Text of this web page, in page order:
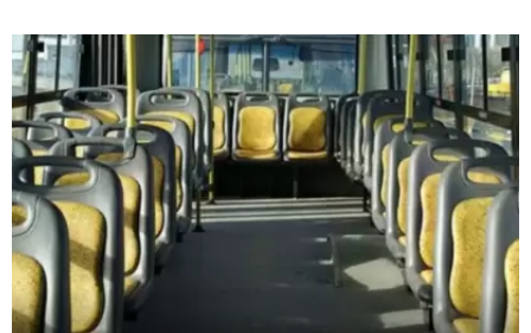
RECETAS
PALABRAS
HORÓSCOPO
Seguinos